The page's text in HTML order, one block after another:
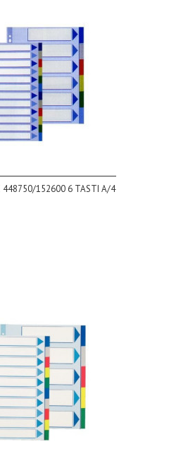
448750/152600 6 TASTI A/4